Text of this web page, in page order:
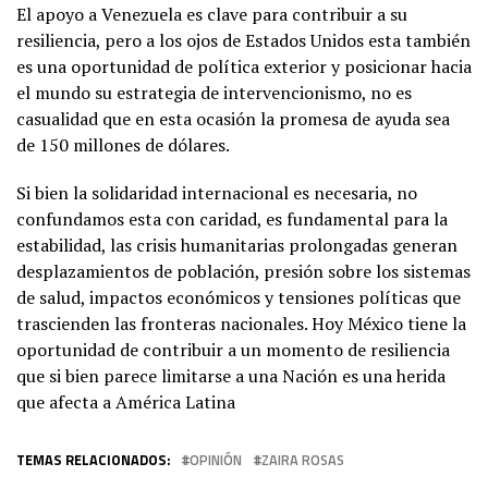
El apoyo a Venezuela es clave para contribuir a su
resiliencia, pero a los ojos de Estados Unidos esta también
es una oportunidad de política exterior y posicionar hacia
el mundo su estrategia de intervencionismo, no es
casualidad que en esta ocasión la promesa de ayuda sea
de 150 millones de dólares.
Si bien la solidaridad internacional es necesaria, no
confundamos esta con caridad, es fundamental para la
estabilidad, las crisis humanitarias prolongadas generan
desplazamientos de población, presión sobre los sistemas
de salud, impactos económicos y tensiones políticas que
trascienden las fronteras nacionales. Hoy México tiene la
oportunidad de contribuir a un momento de resiliencia
que si bien parece limitarse a una Nación es una herida
que afecta a América Latina
TEMAS RELACIONADOS: OPINIÓN ZAIRA ROSAS